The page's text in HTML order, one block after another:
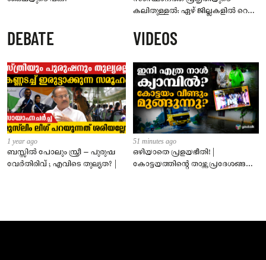
കലിതുള്ളൽ: ഏഴ് ജില്ലകളിൽ റെഡ്
നിർണായകം
DEBATE
1 year ago
ബസ്സിൽ പോലും സ്ത്രീ – പുരുഷ
വേർതിരിവ് ; എവിടെ തുല്യത? |
VIDEOS
51 minutes ago
ഒഴിയാതെ പ്രളയഭീതി! |
കോട്ടയത്തിന്റെ താഴ്ന്ന പ്രദേശങ്ങൾ